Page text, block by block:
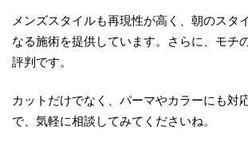
メンズスタイルも再現性が高く、朝のスタ
なる施術を提供しています。さらに、モチ
評判です。
カットだけでなく、パーマやカラーにも対
で、気軽に相談してみてくださいね。